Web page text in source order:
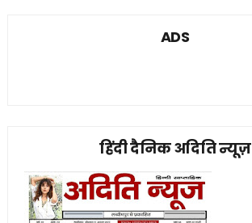
ADS
हिंदी दैनिक अदिति न्यूज़